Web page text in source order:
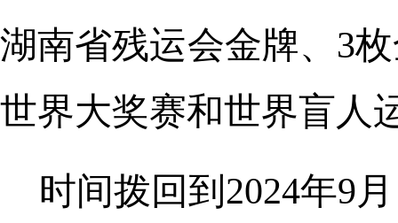
湖南省残运会金牌、3
世界大奖赛和世界盲人
时间拨回到2024年9